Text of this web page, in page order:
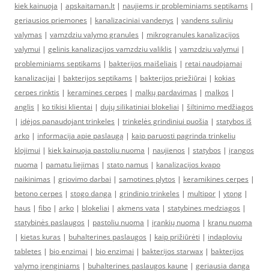
kiek kainuoja | apskaitaman.lt | naujiems ir probleminiams septikams |
geriausios priemones | kanalizaciniai vandenys | vandens suliniu
valymas | vamzdziu valymo granules | mikrogranules kanalizacijos
valymui | gelinis kanalizacijos vamzdziu valiklis | vamzdziu valymui |
probleminiams septikams | bakterijos maišeliais | retai naudojamai
kanalizacijai | bakterijos septikams | bakterijos priežiūrai | kokias
cerpes rinktis | keramines cerpes | malkų pardavimas | malkos |
anglis | ko tikisi klientai | dujų silikatiniai blokeliai | šiltinimo medžiagos
| idėjos panaudojant trinkeles | trinkelės grindiniui puošia | statybos iš
arko | informacija apie paslaugą | kaip paruosti pagrinda trinkeliu
klojimui | kiek kainuoja pastoliu nuoma | naujienos | statybos | įrangos
nuoma | pamatu liejimas | stato namus | kanalizacijos kvapo
naikinimas | griovimo darbai | samotines plytos | keramikines cerpes |
betono cerpes | stogo danga | grindinio trinkeles | multipor | ytong |
haus | fibo | arko | blokeliai | akmens vata | statybines medziagos |
statybinės paslaugos | pastoliu nuoma | įrankių nuoma | kranu nuoma
| kietas kuras | buhalterines paslaugos | kaip prižiūrėti | indaploviu
tabletes | bio enzimai | bio enzimai | bakterijos starwax | bakterijos
valymo įrenginiams | buhalterines paslaugos kaune | geriausia danga